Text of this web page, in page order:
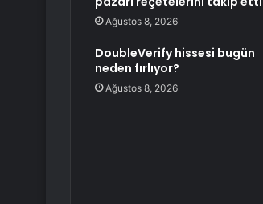
Ağustos 8, 2026
DoubleVerify hissesi bugün
neden fırlıyor?
Ağustos 8, 2026